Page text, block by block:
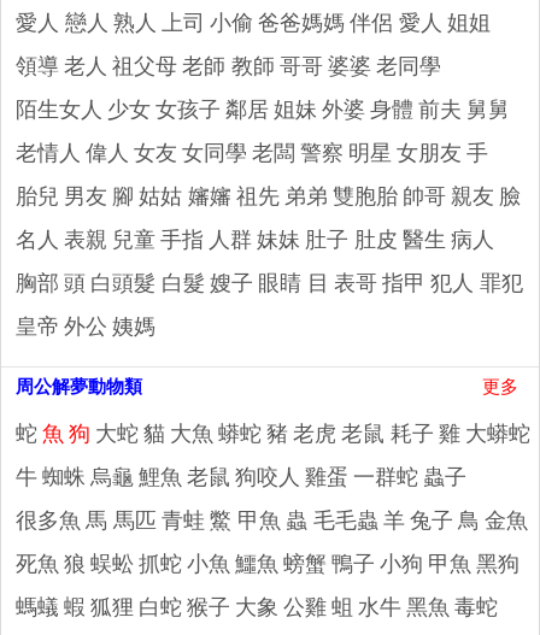
愛人 戀人 熟人 上司 小偷 爸爸媽媽 伴侶 愛人 姐姐
領導 老人 祖父母 老師 教師 哥哥 婆婆 老同學
陌生女人 少女 女孩子 鄰居 姐妹 外婆 身體 前夫 舅舅
老情人 偉人 女友 女同學 老闆 警察 明星 女朋友 手
胎兒 男友 腳 姑姑 嬸嬸 祖先 弟弟 雙胞胎 帥哥 親友 臉
名人 表親 兒童 手指 人群 妹妹 肚子 肚皮 醫生 病人
胸部 頭 白頭髮 白髮 嫂子 眼睛 目 表哥 指甲 犯人 罪犯
皇帝 外公 姨媽
更多
周公解夢動物類
蛇 魚 狗 大蛇 貓 大魚 蟒蛇 豬 老虎 老鼠 耗子 雞 大蟒蛇
牛 蜘蛛 烏龜 鯉魚 老鼠 狗咬人 雞蛋 一群蛇 蟲子
很多魚 馬 馬匹 青蛙 鱉 甲魚 蟲 毛毛蟲 羊 兔子 鳥 金魚
死魚 狼 蜈蚣 抓蛇 小魚 鱷魚 螃蟹 鴨子 小狗 甲魚 黑狗
螞蟻 蝦 狐狸 白蛇 猴子 大象 公雞 蛆 水牛 黑魚 毒蛇